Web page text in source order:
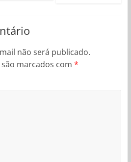
não será publicado.
marcados com *